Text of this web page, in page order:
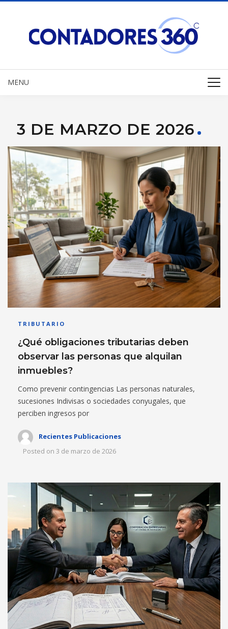
MENU
3 DE MARZO DE 2026
TRIBUTARIO
¿Qué obligaciones tributarias deben
observar las personas que alquilan
inmuebles?
Como prevenir contingencias Las personas naturales,
sucesiones Indivisas o sociedades conyugales, que
perciben ingresos por
Recientes Publicaciones
Posted on 3 de marzo de 2026